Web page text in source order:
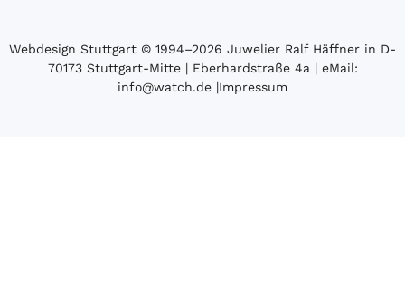
Webdesign Stuttgart © 1994­–2026 Juwelier Ralf Häffner in D-
70173 Stuttgart-Mitte | Eberhardstraße 4a | eMail:
info@watch.de |Impressum